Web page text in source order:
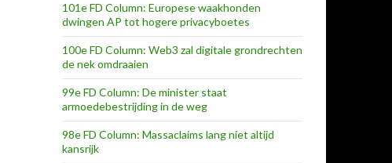
101e FD Column: Europese waakhonden
dwingen AP tot hogere privacyboetes
100e FD Column: Web3 zal digitale grondrechten
de nek omdraaien
99e FD Column: De minister staat
armoedebestrijding in de weg
98e FD Column: Massaclaims lang niet altijd
kansrijk